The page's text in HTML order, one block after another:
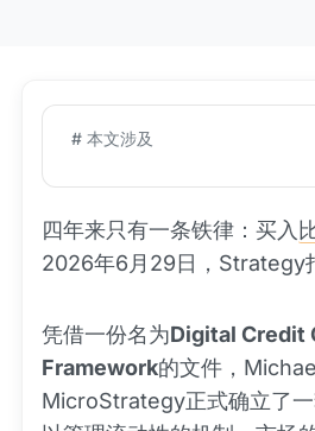
# 本文涉及
四年来只有一条铁律：买入
2026年6月29日，Strategy
凭借一份名为Digital Credit
Framework的文件，
MicroStrategy正式确立了